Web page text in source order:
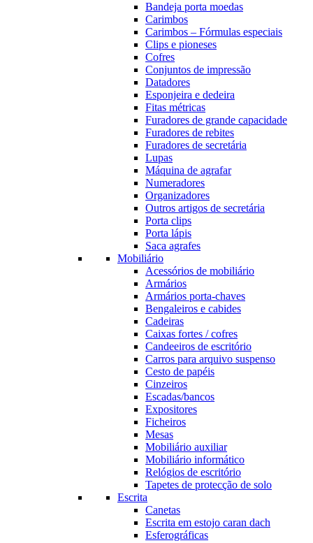
Bandeja porta moedas
Carimbos
Carimbos – Fórmulas especiais
Clips e pioneses
Cofres
Conjuntos de impressão
Datadores
Esponjeira e dedeira
Fitas métricas
Furadores de grande capacidade
Furadores de rebites
Furadores de secretária
Lupas
Máquina de agrafar
Numeradores
Organizadores
Outros artigos de secretária
Porta clips
Porta lápis
Saca agrafes
Mobiliário
Acessórios de mobiliário
Armários
Armários porta-chaves
Bengaleiros e cabides
Cadeiras
Caixas fortes / cofres
Candeeiros de escritório
Carros para arquivo suspenso
Cesto de papéis
Cinzeiros
Escadas/bancos
Expositores
Ficheiros
Mesas
Mobiliário auxiliar
Mobiliário informático
Relógios de escritório
Tapetes de protecção de solo
Escrita
Canetas
Escrita em estojo caran dach
Esferográficas